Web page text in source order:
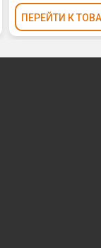
ПЕРЕЙТИ К